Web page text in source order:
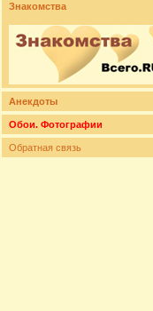
Знакомства
Анекдоты
Обои. Фотографии
Обратная связь